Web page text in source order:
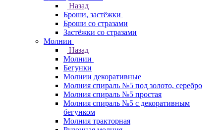
Назад
Броши, застёжки
Броши со стразами
Застёжки со стразами
Молнии
Назад
Молнии
Бегунки
Молнии декоративные
Молния спираль №5 под золото, серебро
Молния спираль №5 простая
Молния спираль №5 с декоративным
бегунком
Молния тракторная